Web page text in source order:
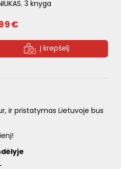
3 knyga
Į krepšelį
ir pristatymas Lietuvoje bus